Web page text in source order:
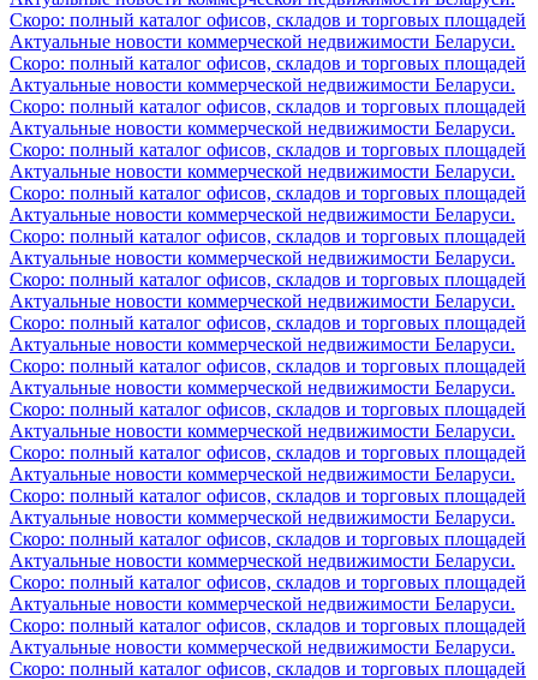
Скоро: полный каталог офисов, складов и торговых площадей
Актуальные новости коммерческой недвижимости Беларуси.
Скоро: полный каталог офисов, складов и торговых площадей
Актуальные новости коммерческой недвижимости Беларуси.
Скоро: полный каталог офисов, складов и торговых площадей
Актуальные новости коммерческой недвижимости Беларуси.
Скоро: полный каталог офисов, складов и торговых площадей
Актуальные новости коммерческой недвижимости Беларуси.
Скоро: полный каталог офисов, складов и торговых площадей
Актуальные новости коммерческой недвижимости Беларуси.
Скоро: полный каталог офисов, складов и торговых площадей
Актуальные новости коммерческой недвижимости Беларуси.
Скоро: полный каталог офисов, складов и торговых площадей
Актуальные новости коммерческой недвижимости Беларуси.
Скоро: полный каталог офисов, складов и торговых площадей
Актуальные новости коммерческой недвижимости Беларуси.
Скоро: полный каталог офисов, складов и торговых площадей
Актуальные новости коммерческой недвижимости Беларуси.
Скоро: полный каталог офисов, складов и торговых площадей
Актуальные новости коммерческой недвижимости Беларуси.
Скоро: полный каталог офисов, складов и торговых площадей
Актуальные новости коммерческой недвижимости Беларуси.
Скоро: полный каталог офисов, складов и торговых площадей
Актуальные новости коммерческой недвижимости Беларуси.
Скоро: полный каталог офисов, складов и торговых площадей
Актуальные новости коммерческой недвижимости Беларуси.
Скоро: полный каталог офисов, складов и торговых площадей
Актуальные новости коммерческой недвижимости Беларуси.
Скоро: полный каталог офисов, складов и торговых площадей
Актуальные новости коммерческой недвижимости Беларуси.
Скоро: полный каталог офисов, складов и торговых площадей